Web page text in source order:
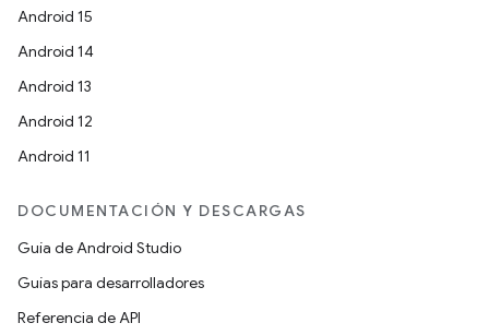
Android 15
Android 14
Android 13
Android 12
Android 11
DOCUMENTACIÓN Y DESCARGAS
Guía de Android Studio
Guías para desarrolladores
Referencia de API